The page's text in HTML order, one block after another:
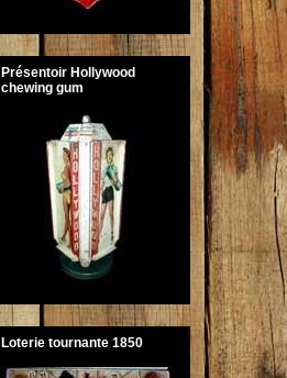
Présentoir Hollywood
chewing gum
Loterie tournante 1850